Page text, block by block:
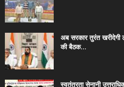
अब सरकार तुरंत खरीदेगी
की बैठक...
स्वतंत्रता सेनानी